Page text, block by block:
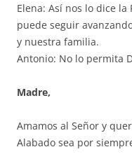
Elena: Así nos lo dice
puede seguir
y nuestra familia.
Antonio: No lo permita
Madre,
Amamos al Señor y
Alabado sea por